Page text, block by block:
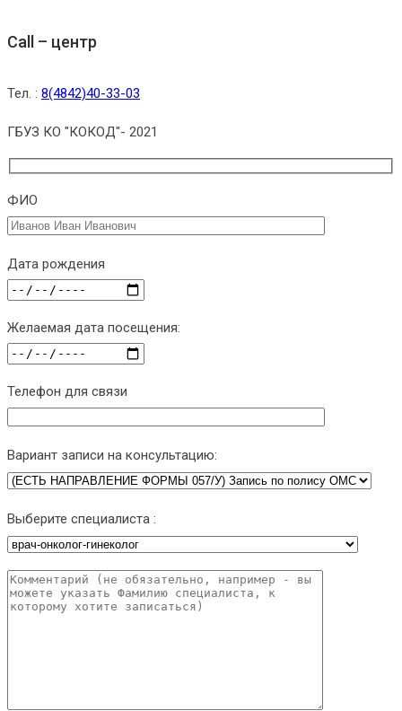
Call – центр
Тел. : 8(4842)40-33-03
ГБУЗ КО "КОКОД"- 2021
ФИО
Дата рождения
Желаемая дата посещения:
Телефон для связи
Вариант записи на консультацию:
Выберите специалиста :